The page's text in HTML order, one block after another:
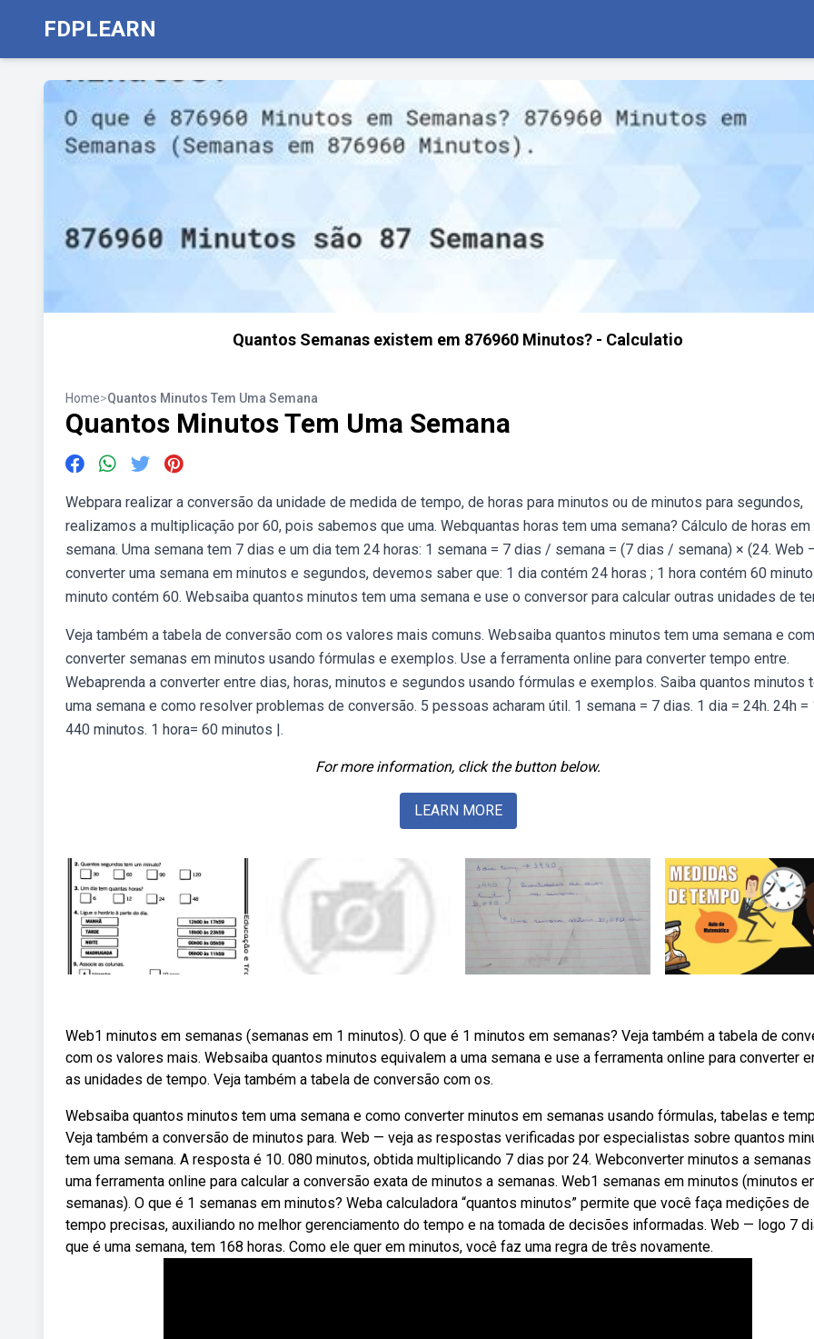
FDPLEARN
Quantos Semanas existem em 876960 Minutos? - Calculatio
Home>Quantos Minutos Tem Uma Semana
Quantos Minutos Tem Uma Semana
Webpara realizar a conversão da unidade de medida de tempo, de horas para minutos ou de minutos para segundos,
realizamos a multiplicação por 60, pois sabemos que uma. Webquantas horas tem uma semana? Cálculo de horas em
semana. Uma semana tem 7 dias e um dia tem 24 horas: 1 semana = 7 dias / semana = (7 dias / semana) × (24. Web
converter uma semana em minutos e segundos, devemos saber que: 1 dia contém 24 horas ; 1 hora contém 60
minuto contém 60. Websaiba quantos minutos tem uma semana e use o conversor para calcular outras unidades de
Veja também a tabela de conversão com os valores mais comuns. Websaiba quantos minutos tem uma semana e
converter semanas em minutos usando fórmulas e exemplos. Use a ferramenta online para converter tempo entre.
Webaprenda a converter entre dias, horas, minutos e segundos usando fórmulas e exemplos. Saiba quantos minutos
uma semana e como resolver problemas de conversão. 5 pessoas acharam útil. 1 semana = 7 dias. 1 dia = 24h. 24h =
440 minutos. 1 hora= 60 minutos |.
For more information, click the button below.
LEARN MORE
Web1 minutos em semanas (semanas em 1 minutos). O que é 1 minutos em semanas? Veja também a tabela de
com os valores mais. Websaiba quantos minutos equivalem a uma semana e use a ferramenta online para converter
as unidades de tempo. Veja também a tabela de conversão com os.
Websaiba quantos minutos tem uma semana e como converter minutos em semanas usando fórmulas, tabelas e
Veja também a conversão de minutos para. Web — veja as respostas verificadas por especialistas sobre quantos
tem uma semana. A resposta é 10. 080 minutos, obtida multiplicando 7 dias por 24. Webconverter minutos a
uma ferramenta online para calcular a conversão exata de minutos a semanas. Web1 semanas em minutos (minutos
semanas). O que é 1 semanas em minutos? Weba calculadora “quantos minutos” permite que você faça medições de
tempo precisas, auxiliando no melhor gerenciamento do tempo e na tomada de decisões informadas. Web — logo 7
que é uma semana, tem 168 horas. Como ele quer em minutos, você faz uma regra de três novamente.